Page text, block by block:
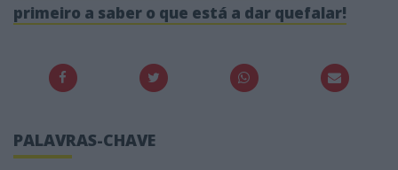
primeiro a saber o que está a dar quefalar!
PALAVRAS-CHAVE